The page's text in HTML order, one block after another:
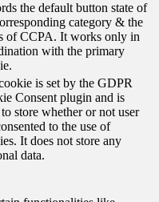
the default button state of
category & the
of CCPA. It works only in
with the primary
is set by the GDPR
Consent plugin and is
store whether or not user
to the use of
It does not store any
data.